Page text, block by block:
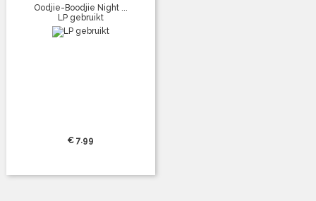
Oodjie-Boodjie Night ...
LP gebruikt
€ 7.99